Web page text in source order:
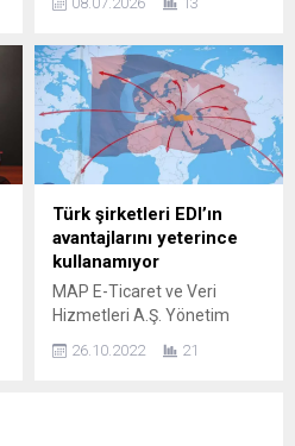
kentinde görev yapan bir
sırasında namaz kılmak
amacıyla otobüsü
durdurması kısa süreli
gecikmeye neden oldu.
Olayın ardından işvereni
idari inceleme başlattığını
açıkladı. HABER SEVGİ
YILDIZ Edinilen bilgilere göre
olay, Landshut’ta hizmet
veren 612 numaralı otobüs
hattında akşam saat 17.30
sıralarında meydana geldi.
İddiaya göre şoför,...
Türk şirketleri EDI’ın
avantajlarını yeterince
kullanamıyor
MAP E-Ticaret ve Veri
Hizmetleri A.Ş. Yönetim
“EDI ile hem şirketinizi hem
26.10.2022 21